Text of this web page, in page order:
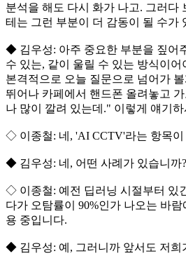
분석을 해도 다시 화가 나고. 그러다
테는 그런 부분이 더 감동이 될 수가
◆ 김우성: 아주 중요한 부분을 짚어
수 있는, 같이 울릴 수 있는 방식이
본격적으로 오늘 질문으로 넘어가
뛰어나 카페에서 핸드폰 올려놓고
나 많이 깔려 있는데." 이렇게 얘기
◇ 이종철: 네, 'AI CCTV'라는 항목이
◆ 김우성: 네, 어떤 사례가 있습니까?
◇ 이종철: 예전 딥러닝 시절부터 있
다가 오탐률이 90%인가 나오는 바
용 중입니다.
◆ 김우성: 예, 그러니까 앞서도 저희